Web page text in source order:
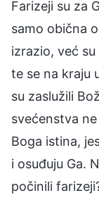
Farizeji su za
samo obična
izrazio, već su
te se na kraju
su zaslužili
svećenstva
Boga istina,
i osuđuju Ga.
počinili